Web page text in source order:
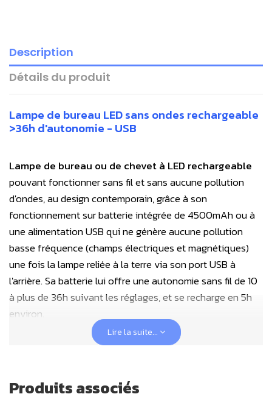
Description
Détails du produit
Lampe de bureau LED sans ondes rechargeable
>36h d'autonomie - USB
Lampe de bureau ou de chevet à LED rechargeable
pouvant fonctionner sans fil et sans aucune pollution
d'ondes, au design contemporain, grâce à son
fonctionnement sur batterie intégrée de 4500mAh ou à
une alimentation USB qui ne génère aucune pollution
basse fréquence (champs électriques et magnétiques)
une fois la lampe reliée à la terre via son port USB à
l'arrière. Sa batterie lui offre une autonomie sans fil de 10
à plus de 36h suivant les réglages, et se recharge en 5h
environ.
A/USB-C avec câble USB-A de mise à la terre
Lire la suite...
Produits associés